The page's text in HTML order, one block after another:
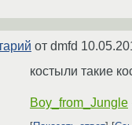
от dmfd
костыли такие
Boy_from_Jungle